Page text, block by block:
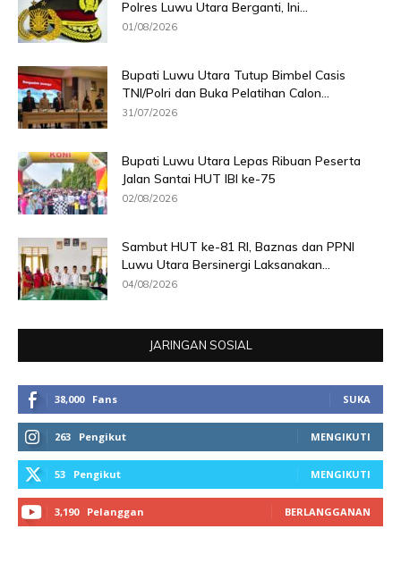
Polres Luwu Utara Berganti, Ini...
01/08/2026
Bupati Luwu Utara Tutup Bimbel Casis
TNI/Polri dan Buka Pelatihan Calon...
31/07/2026
Bupati Luwu Utara Lepas Ribuan Peserta
Jalan Santai HUT IBI ke-75
02/08/2026
Sambut HUT ke-81 RI, Baznas dan PPNI
Luwu Utara Bersinergi Laksanakan...
04/08/2026
JARINGAN SOSIAL
38,000 Fans SUKA
263 Pengikut MENGIKUTI
53 Pengikut MENGIKUTI
3,190 Pelanggan BERLANGGANAN